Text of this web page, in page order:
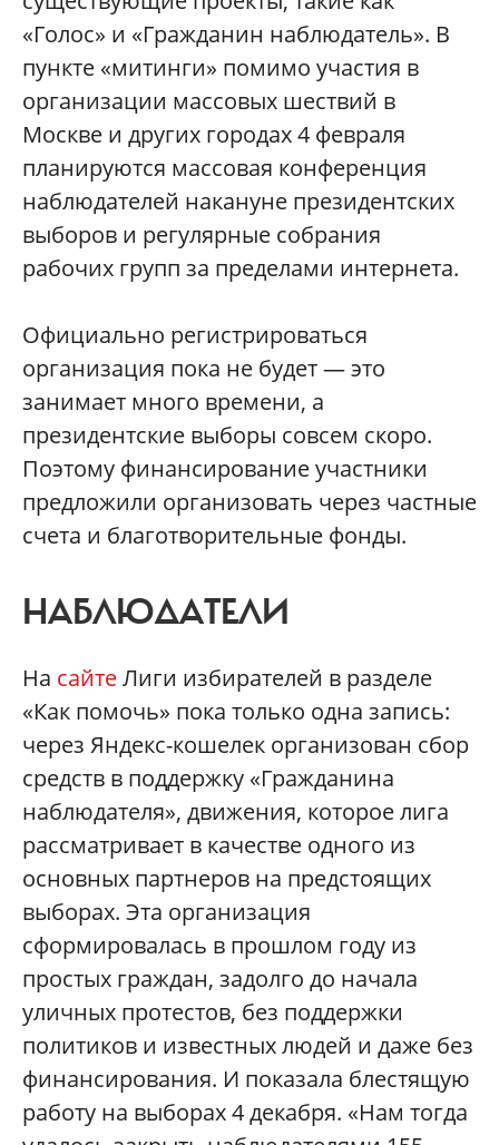
«Голос» и «Гражданин наблюдатель». В
пункте «митинги» помимо участия в
организации массовых шествий в
Москве и других городах 4 февраля
планируются массовая конференция
наблюдателей накануне президентских
выборов и регулярные собрания
рабочих групп за пределами интернета.
Официально регистрироваться
организация пока не будет — это
занимает много времени, а
президентские выборы совсем скоро.
Поэтому финансирование участники
предложили организовать через частные
счета и благотворительные фонды.
НАБЛЮДАТЕЛИ
На сайтеЛиги избирателей в разделе
«Как помочь» пока только одна запись:
через Яндекс-кошелек организован сбор
средств в поддержку «Гражданина
наблюдателя», движения, которое лига
рассматривает в качестве одного из
основных партнеров на предстоящих
выборах. Эта организация
сформировалась в прошлом году из
простых граждан, задолго до начала
уличных протестов, без поддержки
политиков и известных людей и даже без
финансирования. И показала блестящую
работу на выборах 4 декабря. «Нам тогда